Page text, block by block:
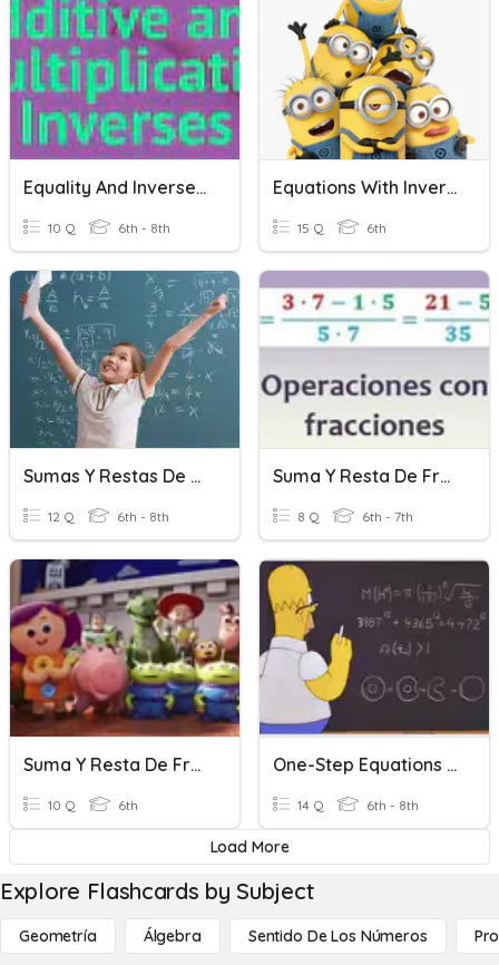
Equality And Inverse Operations
10 Q 6th - 8th
Equations With Inverse Operations
15 Q 6th
Sumas Y Restas De Numeros Positivos Y Negativos
12 Q 6th - 8th
Suma Y Resta De Fracciones
8 Q 6th - 7th
Suma Y Resta De Fracciones Heterogéneas
10 Q 6th
One-Step Equations - Inverse Operations
14 Q 6th - 8th
Load More
Explore Flashcards by Subject
Geometría Álgebra Sentido De Los Números